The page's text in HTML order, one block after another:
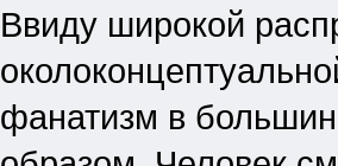
Ввиду широкой
фанатизм в